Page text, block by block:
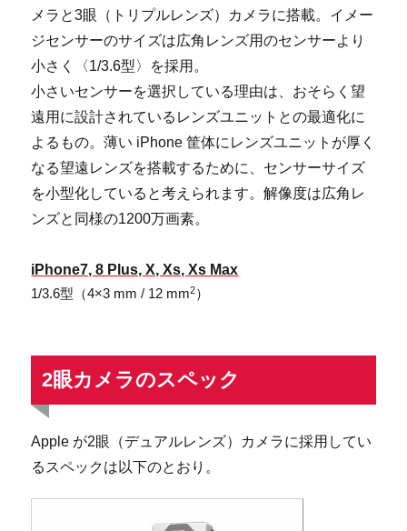
メラと3眼（トリプルレンズ）カメラに搭載。イメー
ジセンサーのサイズは広角レンズ用のセンサーより
小さく〈1/3.6型〉を採用。
小さいセンサーを選択している理由は、おそらく望
遠用に設計されているレンズユニットとの最適化に
よるもの。薄い iPhone 筐体にレンズユニットが厚く
なる望遠レンズを搭載するために、センサーサイズ
を小型化していると考えられます。解像度は広角レ
ンズと同様の1200万画素。
iPhone7, 8 Plus, X, Xs, Xs Max
1/3.6型（4×3 mm / 12 mm2）
2眼カメラのスペック
Apple が2眼（デュアルレンズ）カメラに採用してい
るスペックは以下のとおり。